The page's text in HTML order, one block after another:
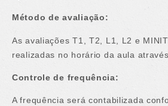
Método de avaliação:
As avaliações T1, T2, L1, L2 e
realizadas no horário da aula
Controle de frequência:
A frequência será contabilizada